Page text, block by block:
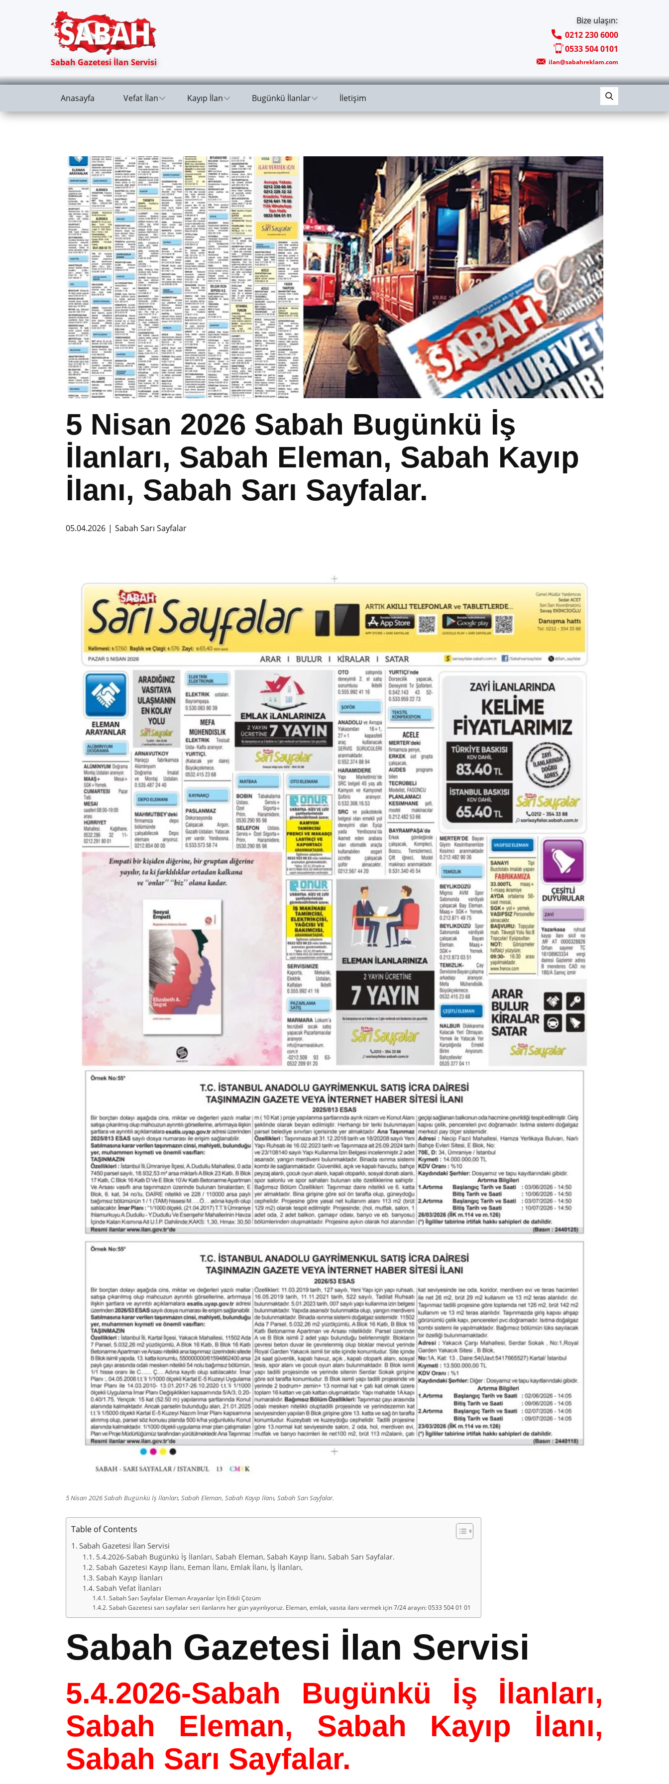
Bize ulaşın:
0212 230 6000
0533 504 0101
Sabah Gazetesi İlan Servisi
ilan@sabahreklam.com
Anasayfa Vefat İlan Kayıp İlan Bugünkü İlanlar İletişim
5 Nisan 2026 Sabah Bugünkü İş
İlanları, Sabah Eleman, Sabah Kayıp
İlanı, Sabah Sarı Sayfalar.
05.04.2026 Sabah Sarı Sayfalar
5 Nisan 2026 Sabah Bugünkü İş İlanları, Sabah Eleman, Sabah Kayıp İlanı, Sabah Sarı Sayfalar.
Table of Contents
Sabah Gazetesi İlan Servisi
5.4.2026-Sabah Bugünkü İş İlanları, Sabah Eleman, Sabah Kayıp İlanı, Sabah Sarı Sayfalar.
Sabah Gazetesi Kayıp İlanı, Eeman İlanı, Emlak İlanı, İş İlanları,
Sabah Kayıp İlanları
Sabah Vefat İlanları
Sabah Sarı Sayfalar Eleman Arayanlar İçin Etkili Çözüm
Sabah Gazetesi sarı sayfalar seri ilanlarını her gün yayınlıyoruz. Eleman, emlak, vasıta ilanı vermek için 7/24 arayın: 0533 504 01 01
Sabah Gazetesi İlan Servisi
5.4.2026-Sabah Bugünkü İş İlanları,
Sabah Eleman, Sabah Kayıp İlanı,
Sabah Sarı Sayfalar.